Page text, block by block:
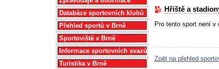
Hřiště a
Pro tento sport není v
Zpět na přehled
Databáze sportovních klubů
Přehled sportů v Brně
Sportoviště v Brně
Informace sportovních svazů
Turistika v Brně